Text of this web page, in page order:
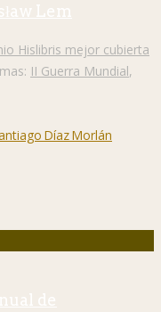
Lem
Hislibris mejor cubierta
II Guerra Mundial,
de